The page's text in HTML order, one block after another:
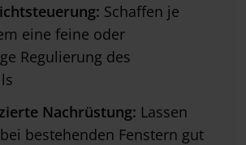
Schaffen je
eine feine oder
Regulierung des
Nachrüstung: Lassen
bestehenden Fenstern gut